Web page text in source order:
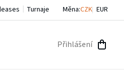
Turnaje Měna:CZK EUR
Přihlášení